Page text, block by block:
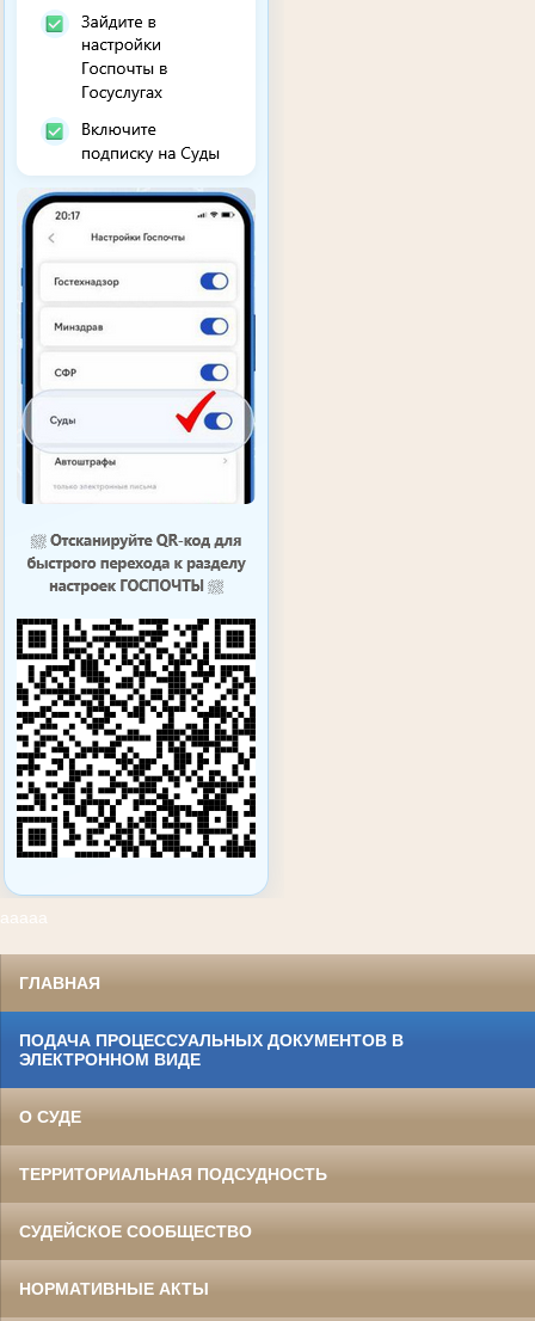
ааааа
ГЛАВНАЯ
ПОДАЧА ПРОЦЕССУАЛЬНЫХ ДОКУМЕНТОВ В
ЭЛЕКТРОННОМ ВИДЕ
О СУДЕ
ТЕРРИТОРИАЛЬНАЯ ПОДСУДНОСТЬ
СУДЕЙСКОЕ СООБЩЕСТВО
НОРМАТИВНЫЕ АКТЫ